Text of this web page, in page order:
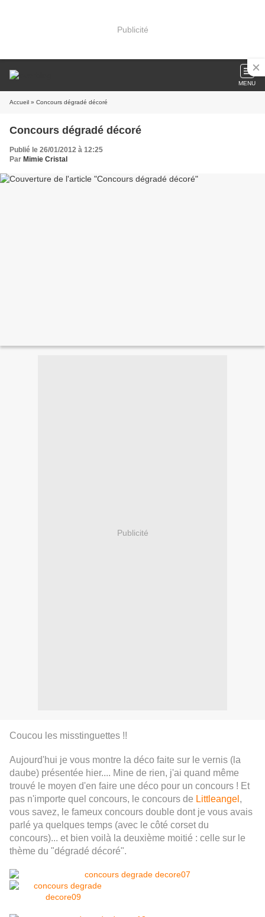
Publicité
MENU
Accueil » Concours dégradé décoré
Concours dégradé décoré
Publié le 26/01/2012 à 12:25
Par Mimie Cristal
Publicité
Coucou les misstinguettes !!
Aujourd'hui je vous montre la déco faite sur le vernis (la
daube) présentée hier.... Mine de rien, j'ai quand même
trouvé le moyen d'en faire une déco pour un concours ! Et
pas n'importe quel concours, le concours de Littleangel ,
vous savez, le fameux concours double dont je vous avais
parlé ya quelques temps (avec le côté corset du
concours)... et bien voilà la deuxième moitié : celle sur le
thème du "dégradé décoré".